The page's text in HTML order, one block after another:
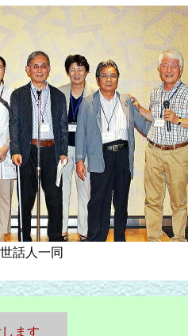
世話人一同
ます